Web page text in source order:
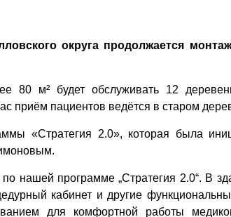
округа продолжается
80 м² будет обслуживать 12
приём пациентов ведётся в старом
«Стратегия 2.0», которая была
нашей программе „Стратегия 2.0“. В
кабинет и другие
для комфортной работы